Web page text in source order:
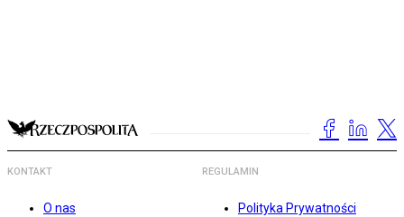
KONTAKT
O nas
REGULAMIN
Polityka Prywatności